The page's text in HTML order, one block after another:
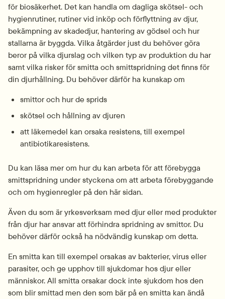
för biosäkerhet. Det kan handla om dagliga skötsel- och
hygienrutiner, rutiner vid inköp och förflyttning av djur,
bekämpning av skadedjur, hantering av gödsel och hur
stallarna är byggda. Vilka åtgärder just du behöver göra
beror på vilka djurslag och vilken typ av produktion du har
samt vilka risker för smitta och smittspridning det finns för
din djurhållning. Du behöver därför ha kunskap om
smittor och hur de sprids
skötsel och hållning av djuren
att läkemedel kan orsaka resistens, till exempel
antibiotika­resistens.
Du kan läsa mer om hur du kan arbeta för att förebygga
smittspridning under styckena om att arbeta förebyggande
och om hygienregler på den här sidan.
Även du som är yrkesverksam med djur eller med produkter
från djur har ansvar att förhindra spridning av smittor. Du
behöver därför också ha nödvändig kunskap om detta.
En smitta kan till exempel orsakas av bakterier, virus eller
parasiter, och ge upphov till sjukdomar hos djur eller
människor. All smitta orsakar dock inte sjukdom hos den
som blir smittad men den som bär på en smitta kan ändå